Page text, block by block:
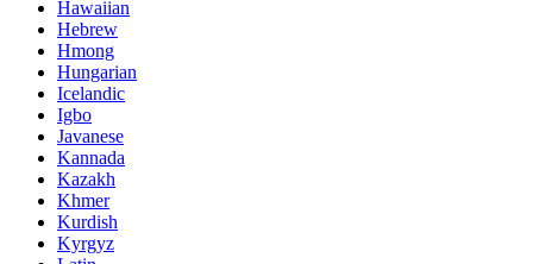
Hawaiian
Hebrew
Hmong
Hungarian
Icelandic
Igbo
Javanese
Kannada
Kazakh
Khmer
Kurdish
Kyrgyz